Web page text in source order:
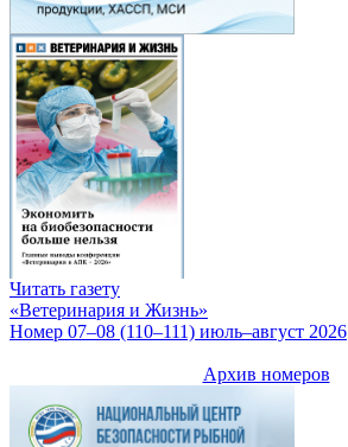
Читать газету
«Ветеринария и Жизнь»
Номер 07–08 (110–111) июль–август 2026
Архив номеров